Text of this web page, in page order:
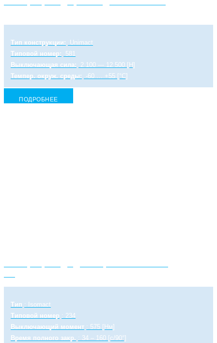
Тип конструкции:
Unimact
Типовой номер:
581
Выключающая сила:
2 100 — 12 500 [Н]
Темпер. окруж. среды:
-60 … +55 [°C]
ПОДРОБНЕЕ
Тип : Isomact
Типовой номер : 234
Выключающий момент : 575 [Нм]
Время полного закр. : 34 – 160 [с/90°]